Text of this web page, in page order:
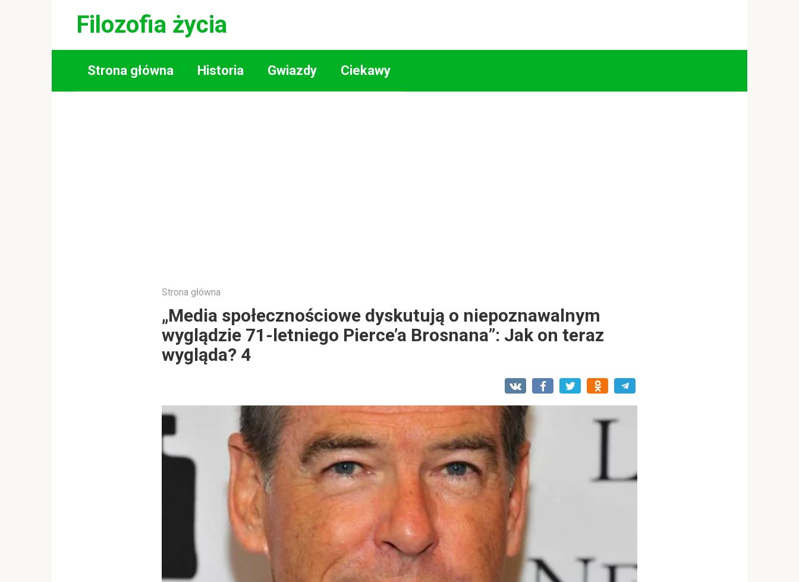
Filozofia życia
Strona główna Historia Gwiazdy Ciekawy
Strona główna
„Media społecznościowe dyskutują o niepoznawalnym
wyglądzie 71-letniego Pierce’a Brosnana”: Jak on teraz
wygląda? 4